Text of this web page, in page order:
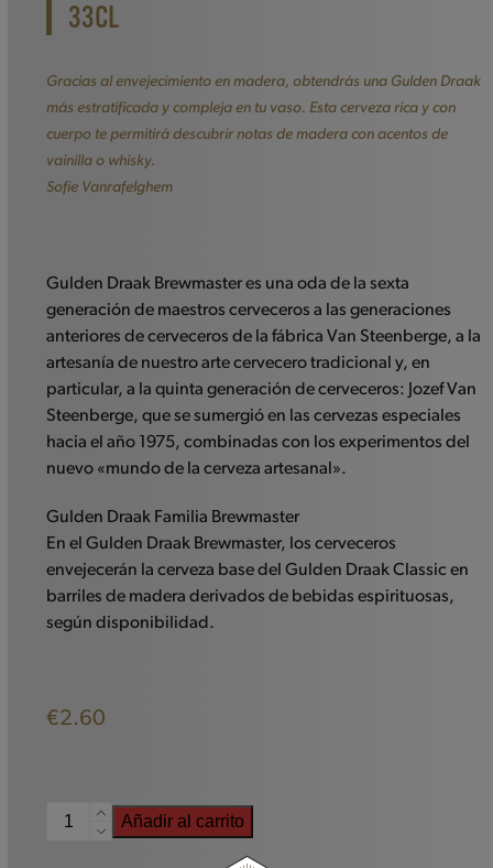
33CL
Gracias al envejecimiento en madera, obtendrás una Gulden Draak
más estratificada y compleja en tu vaso. Esta cerveza rica y con
cuerpo te permitirá descubrir notas de madera con acentos de
vainilla o whisky.
Sofie Vanrafelghem
Gulden Draak Brewmaster es una oda de la sexta
generación de maestros cerveceros a las generaciones
anteriores de cerveceros de la fábrica Van Steenberge, a la
artesanía de nuestro arte cervecero tradicional y, en
particular, a la quinta generación de cerveceros: Jozef Van
Steenberge, que se sumergió en las cervezas especiales
hacia el año 1975, combinadas con los experimentos del
nuevo «mundo de la cerveza artesanal».
Gulden Draak Familia Brewmaster
En el Gulden Draak Brewmaster, los cerveceros
envejecerán la cerveza base del Gulden Draak Classic en
barriles de madera derivados de bebidas espirituosas,
según disponibilidad.
€2.60
Gulden
Añadir al carrito